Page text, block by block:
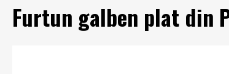
Furtun galben plat din